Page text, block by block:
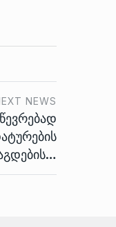
NEWS